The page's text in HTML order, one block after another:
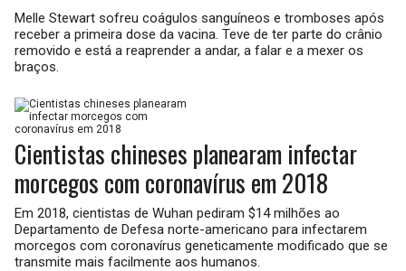
Melle Stewart sofreu coágulos sanguíneos e tromboses após
receber a primeira dose da vacina. Teve de ter parte do crânio
removido e está a reaprender a andar, a falar e a mexer os
braços.
Cientistas chineses planearam infectar
morcegos com coronavírus em 2018
Em 2018, cientistas de Wuhan pediram $14 milhões ao
Departamento de Defesa norte-americano para infectarem
morcegos com coronavírus geneticamente modificado que se
transmite mais facilmente aos humanos.